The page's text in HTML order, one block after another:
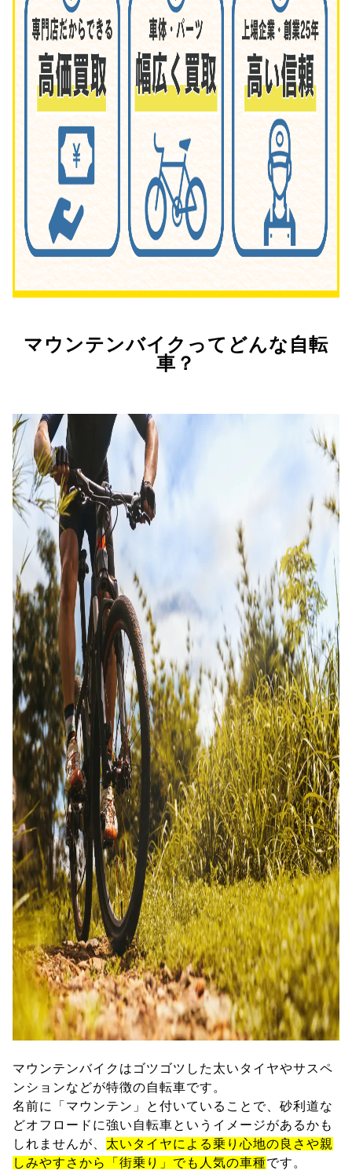
マウンテンバイクってどんな自転
車？
マウンテンバイクはゴツゴツした太いタイヤやサスペ
ンションなどが特徴の自転車です。
名前に「マウンテン」と付いていることで、砂利道な
どオフロードに強い自転車というイメージがあるかも
しれませんが、 太いタイヤによる乗り心地の良さや親
しみやすさから「街乗り」でも人気の車種です。